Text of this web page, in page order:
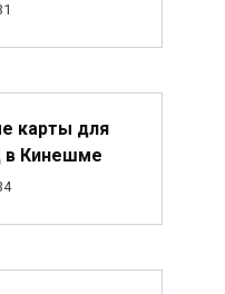
карты для
в Кинешме